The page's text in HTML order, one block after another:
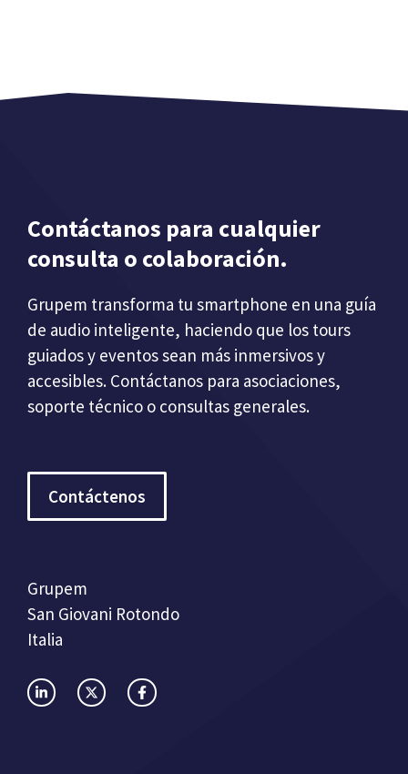
Contáctanos para cualquier
consulta o colaboración.
Grupem transforma tu smartphone en una guía
de audio inteligente, haciendo que los tours
guiados y eventos sean más inmersivos y
accesibles. Contáctanos para asociaciones,
soporte técnico o consultas generales.
Contáctenos
Grupem
San Giovani Rotondo
Italia